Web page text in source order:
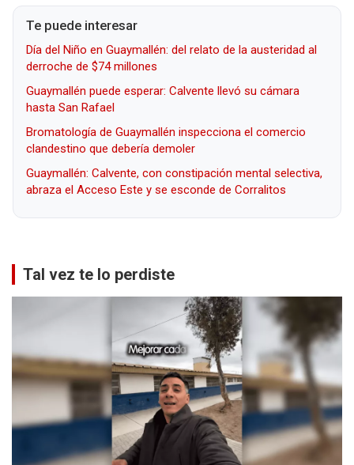
Te puede interesar
Día del Niño en Guaymallén: del relato de la austeridad al
derroche de $74 millones
Guaymallén puede esperar: Calvente llevó su cámara
hasta San Rafael
Bromatología de Guaymallén inspecciona el comercio
clandestino que debería demoler
Guaymallén: Calvente, con constipación mental selectiva,
abraza el Acceso Este y se esconde de Corralitos
Tal vez te lo perdiste